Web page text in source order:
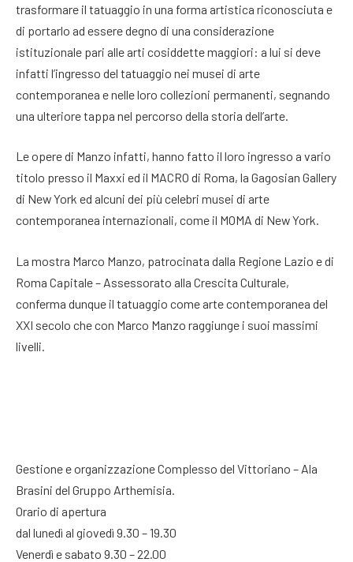
trasformare il tatuaggio in una forma artistica riconosciuta e
di portarlo ad essere degno di una considerazione
istituzionale pari alle arti cosiddette maggiori: a lui si deve
infatti l’ingresso del tatuaggio nei musei di arte
contemporanea e nelle loro collezioni permanenti, segnando
una ulteriore tappa nel percorso della storia dell’arte.
Le opere di Manzo infatti, hanno fatto il loro ingresso a vario
titolo presso il Maxxi ed il MACRO di Roma, la Gagosian Gallery
di New York ed alcuni dei più celebri musei di arte
contemporanea internazionali, come il MOMA di New York.
La mostra Marco Manzo, patrocinata dalla Regione Lazio e di
Roma Capitale – Assessorato alla Crescita Culturale,
conferma dunque il tatuaggio come arte contemporanea del
XXI secolo che con Marco Manzo raggiunge i suoi massimi
livelli.
Gestione e organizzazione Complesso del Vittoriano – Ala
Brasini del Gruppo Arthemisia.
Orario di apertura
dal lunedì al giovedì 9.30 – 19.30
Venerdì e sabato 9.30 – 22.00